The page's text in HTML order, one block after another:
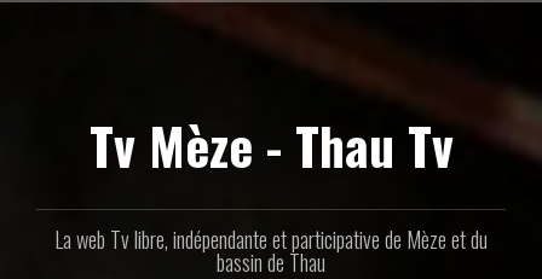
Tv Mèze - Thau Tv
La web Tv libre, indépendante et participative de Mèze et du
bassin de Thau